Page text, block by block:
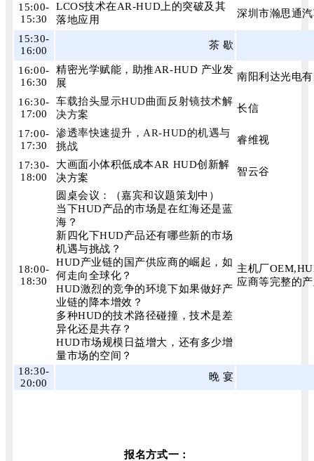
15:00-
15:30
LCOS技术在AR-HUD上的突破及其
落地应用
深圳市瀚思通
15:30-
16:00
茶 歇
16:00-
16:30
精密光学赋能，助推AR-HUD 产业发
展
南阳利达光电
16:30-
17:00
车载抬头显示HUD曲面反射镜技术解
决方案
长信
17:00-
17:30
渗透率快速提升，AR-HUD的机遇与
挑战
睿维视
17:30-
18:00
大画面小体积低成本AR HUD创新解
决方案
智云谷
18:00-
18:30
圆桌会议：（嘉宾和议题策划中）
当下HUD产品的市场是在红海还是蓝
海？
新四化下HUD产品还有哪些新的市场
机遇与挑战？
HUD产业链的国产供应商的崛起，如
何走向全球化？
HUD激烈的竞争的环境下如果做好产
业链的降本增效？
多种HUD的技术路径碰撞，技术是差
异化还是共存？
HUD市场规模日益增大，还有多少增
量市场的空间？
主机厂
应商等完整的
18:30-
20:00
晚 宴
报名方式一：